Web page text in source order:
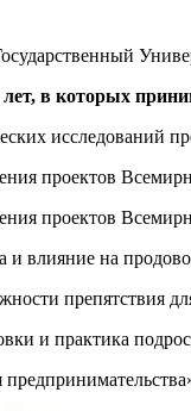
в которых
исследований
проектов
проектов
влияние на
препятствия
и практика